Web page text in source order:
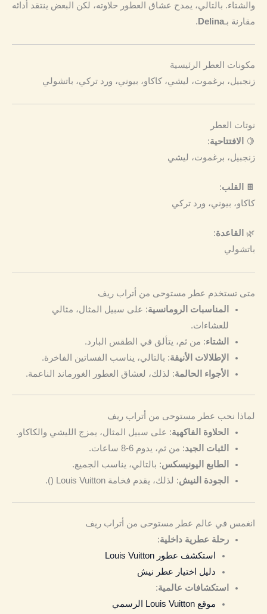
والشتاء. بالتالي، يمدح عشاق العطور حلاوته، لكن البعض ينتقد أدائه
مقارنة بـDelina
.
مكونات العطر الرئيسية
زنجبيل، برغموت، ليشي، كاكاو، بيوني، ورد تركي، باتشولي
نوتات العطر
🍋
الافتتاحية:
زنجبيل، برغموت، ليشي
🍫 القلب:
كاكاو، بيوني، ورد تركي
🌿 القاعدة:
باتشولي
متى تستخدم عطر مستوحى من أتراب ريف
المناسبات الرومانسية: على سبيل المثال، مثالي
للعشاءات.
الشتاء: من ثم، يتألق في الطقس البارد.
الإطلالات الأنيقة: بالتالي، يناسب الفساتين الفاخرة.
الأجواء الحالمة: لذلك، لعشاق العطور الغورماند الناعمة.
لماذا نحب عطر مستوحى من أتراب ريف
الحلاوة الفاكهية: على سبيل المثال، يمزج الليشي والكاكاو.
الثبات الجيد: من ثم، يدوم 6-8 ساعات.
الطابع اليونيسكس: بالتالي، يناسب الجميع.
الجودة النيش: لذلك، يقدم فخامة Louis Vuitton ().
انغمس في عالم عطر مستوحى من أتراب ريف
رحلة عطرية داخلية:
استكشف عطور Louis Vuitton
دليل اختيار عطر نيش
استكشافات عالمية:
موقع Louis Vuitton الرسمي